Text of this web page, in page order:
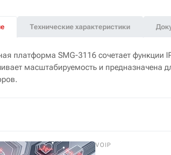
Технические характеристики
платформа SMG-3116 сочетает
масштабируемость и предназначена
VOIP